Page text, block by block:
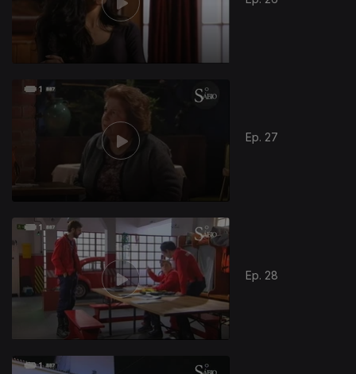
Ep. 27
Ep. 28